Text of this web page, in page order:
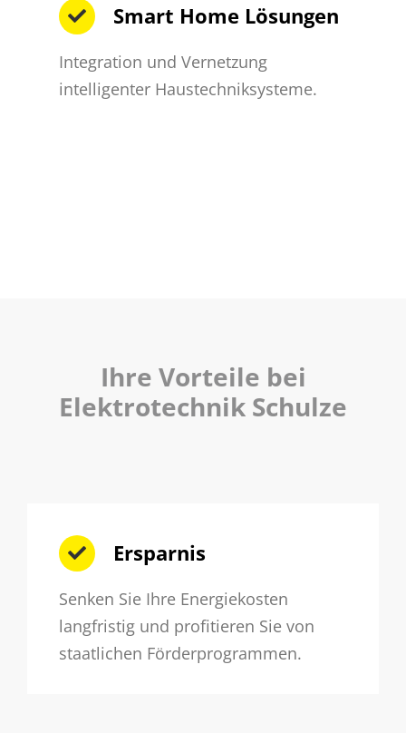
Smart Home Lösungen
Integration und Vernetzung
intelligenter Haustechniksysteme.
Ihre Vorteile bei
Elektrotechnik Schulze
Ersparnis
Senken Sie Ihre Energiekosten
langfristig und profitieren Sie von
staatlichen Förderprogrammen.